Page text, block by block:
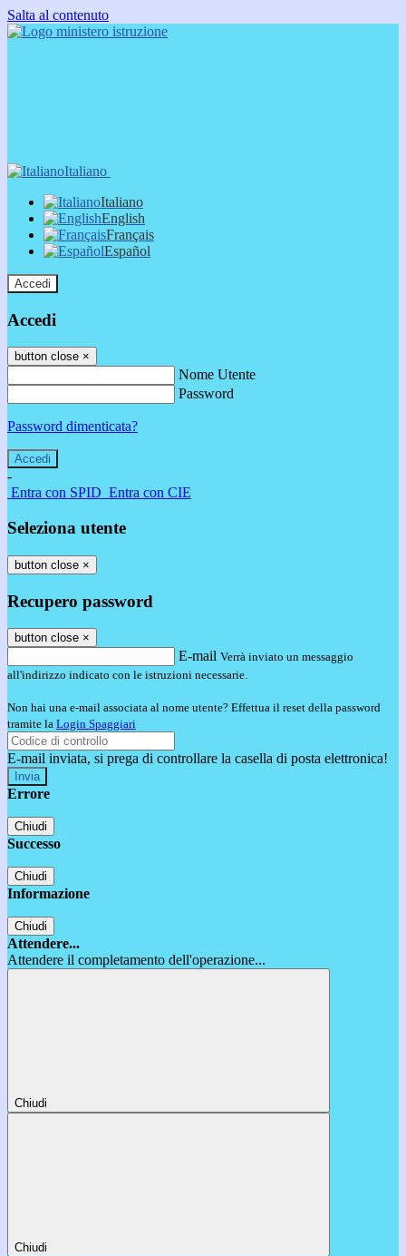
Salta al contenuto
Italiano
Italiano
English
Français
Español
Accedi
Accedi
button close ×
Nome Utente
Password
Password dimenticata?
-
Entra con SPID Entra con CIE
Seleziona utente
button close ×
Recupero password
button close ×
E-mail Verrà inviato un messaggio
all'indirizzo indicato con le istruzioni necessarie.
Non hai una e-mail associata al nome utente? Effettua il reset della password
tramite la Login Spaggiari
E-mail inviata, si prega di controllare la casella di posta elettronica!
Errore
Chiudi
Successo
Chiudi
Informazione
Chiudi
Attendere...
Attendere il completamento dell'operazione...
Chiudi
Chiudi